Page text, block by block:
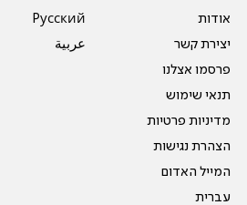
אודות
יצירת קשר
פרסמו אצלנו
תנאי שימוש
מדיניות פרטיות
הצהרת נגישות
המייל האדום
עברית
Pусский
عربية